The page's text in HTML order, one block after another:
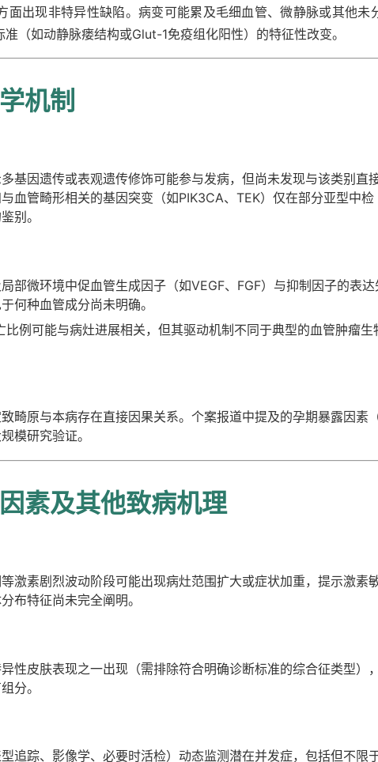
面出现非特异性缺陷。病变可能累及毛细血管、微静脉或其他未
（如动静脉瘘结构或Glut-1免疫组化阳性）的特征性改变。
机制
基因遗传或表观遗传修饰可能参与发病，但尚未发现与该类别直
血管畸形相关的基因突变（如PIK3CA、TEK）仅在部分亚型中检
别。
部微环境中促血管生成因子（如VEGF、FGF）与抑制因子的表达
何种血管成分尚未明确。
比例可能与病灶进展相关，但其驱动机制不同于典型的血管肿瘤生
畸原与本病存在直接因果关系。个案报道中提及的孕期暴露因素
模研究验证。
素及其他致病机理
激素剧烈波动阶段可能出现病灶范围扩大或症状加重，提示激素
布特征尚未完全阐明。
性皮肤表现之一出现（需排除符合明确诊断标准的综合征类型）
分。
追踪、影像学、必要时活检）动态监测潜在并发症，包括但不限于